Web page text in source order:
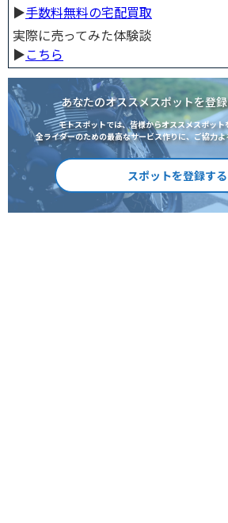
▶︎手数料無料の宅配買取
実際に売ってみた体験談
▶︎こちら
あなたのオススメスポットを登
モトスポットでは、皆様からオススメスポッ
全ライダーのための最高なサービス作りに、ご協力よ
スポットを登録する